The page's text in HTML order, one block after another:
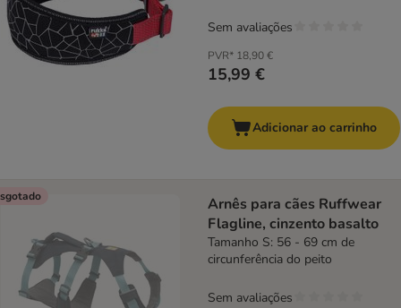
PVR* 18,90 €
15,99 €
Sem avaliações
Adicionar ao carrinho
Arnês para cães Ruffwear
Flagline, cinzento basalto
Tamanho S: 56 - 69 cm de
circunferência do peito
Sem avaliações